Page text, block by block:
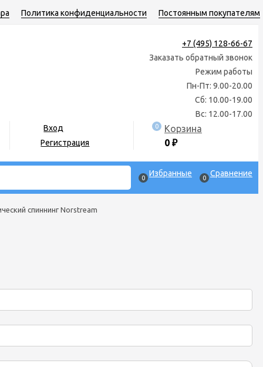
Политика конфиденциальности Постоянным покупателям
+7 (495) 128-66-67
Заказать обратный звонок
Режим работы
Пн-Пт: 9.00-20.00
Сб: 10.00-19.00
Вс: 12.00-17.00
Вход
Регистрация
0
Корзина
0 ₽
0 Избранные 0 Сравнение
спиннинг Norstream